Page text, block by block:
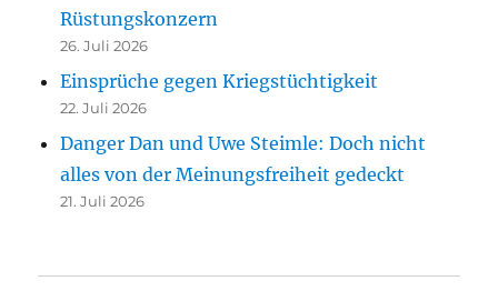
Rüstungskonzern
26. Juli 2026
Einsprüche gegen Kriegstüchtigkeit
22. Juli 2026
Danger Dan und Uwe Steimle: Doch nicht
alles von der Meinungsfreiheit gedeckt
21. Juli 2026